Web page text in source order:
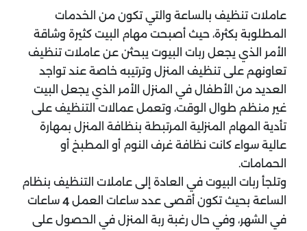
عاملات تنظيف بالساعة والتي تكون من الخدمات
المطلوبة بكثرة، حيث أصبحت مهام البيت كثيرة وشاقة
الأمر الذي يجعل ربات البيوت يبحثن عن عاملات تنظيف
تعاونهم على تنظيف المنزل وترتيبه خاصة عند تواجد
العديد من الأطفال في المنزل الأمر الذي يجعل البيت
غير منظم طوال الوقت، وتعمل عمالات التنظيف على
تأدية المهام المنزلية المرتبطة بنظافة المنزل بمهارة
عالية سواء كانت نظافة غرف النوم أو المطبخ أو
الحمامات.
وتلجأ ربات البيوت في العادة إلى عاملات التنظيف بنظام
الساعة بحيث تكون أقصى عدد ساعات العمل 4 ساعات
في الشهر، وفي حال رغبة ربة المنزل في الحصول على